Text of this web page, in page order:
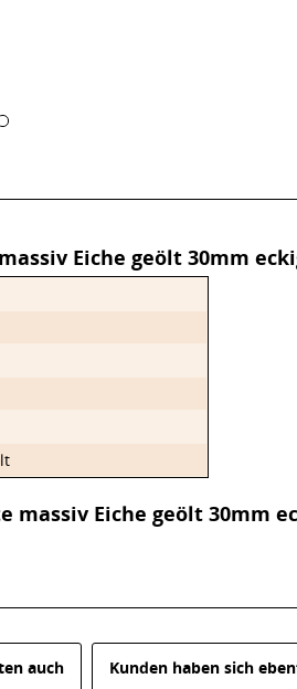
Eiche geölt 30mm
Eiche geölt 30mm
auch Kunden haben sich